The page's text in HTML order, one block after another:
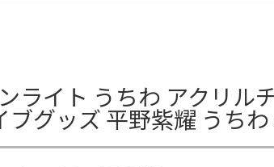
ライト うちわ アクリル
ブグッズ 平野紫耀 うち